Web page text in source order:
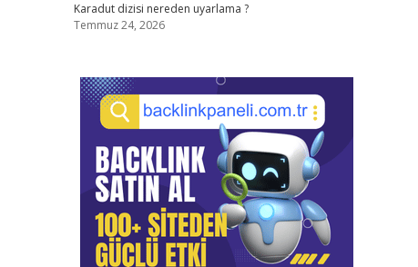
Karadut dizisi nereden uyarlama ?
Temmuz 24, 2026